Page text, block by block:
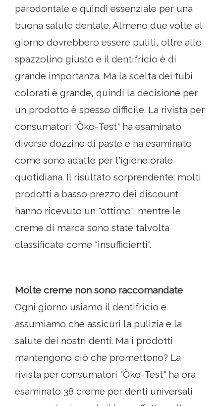
parodontale e quindi essenziale per una
buona salute dentale. Almeno due volte al
giorno dovrebbero essere puliti, oltre allo
spazzolino giusto e il dentifricio è di
grande importanza. Ma la scelta dei tubi
colorati è grande, quindi la decisione per
un prodotto è spesso difficile. La rivista per
consumatori "Öko-Test" ha esaminato
diverse dozzine di paste e ha esaminato
come sono adatte per l'igiene orale
quotidiana. Il risultato sorprendente: molti
prodotti a basso prezzo dei discount
hanno ricevuto un "ottimo", mentre le
creme di marca sono state talvolta
classificate come "insufficienti".
Molte creme non sono raccomandate
Ogni giorno usiamo il dentifricio e
assumiamo che assicuri la pulizia e la
salute dei nostri denti. Ma i prodotti
mantengono ciò che promettono? La
rivista per consumatori "Öko-Test" ha ora
esaminato 38 creme per denti universali